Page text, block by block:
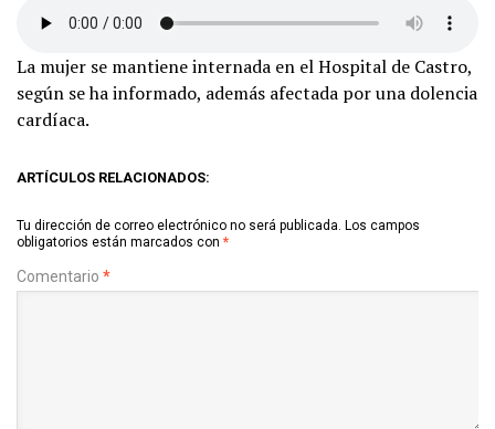
La mujer se mantiene internada en el Hospital de Castro,
según se ha informado, además afectada por una dolencia
cardíaca.
ARTÍCULOS RELACIONADOS:
Tu dirección de correo electrónico no será publicada. Los campos
obligatorios están marcados con *
Comentario *